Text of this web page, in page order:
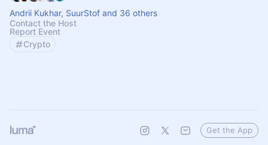
Andrii Kukhar, SuurStof and 36 others
Contact the Host
Report Event
Crypto
Get the App